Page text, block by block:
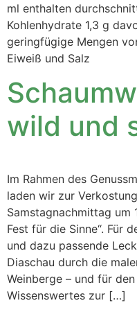
ml enthalten
Kohlenhydrate 1,3 g
geringfügige Mengen
Eiweiß und Salz
wild und
Im Rahmen des
laden wir zur
Samstagnachmittag um
Fest für die Sinne“. Für
und dazu passende
Diaschau durch die
Weinberge – und für
Wissenswertes zur […]